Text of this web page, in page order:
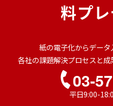
料プレ
紙の電子化からデータ
各社の課題解決プロセスと
03-
平日9:00-